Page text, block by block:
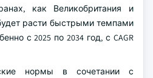
как Великобритания и
расти быстрыми темпами
с 2025 по 2034 год, с CAGR
нормы в сочетании с